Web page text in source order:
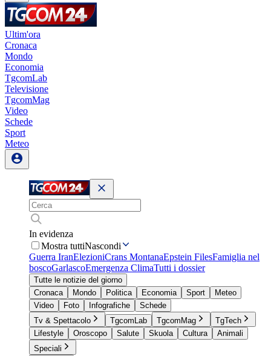
Ultim'ora
Cronaca
Mondo
Economia
TgcomLab
Televisione
TgcomMag
Video
Schede
Sport
Meteo
In evidenza
Mostra tuttiNascondi
Guerra IranElezioniCrans MontanaEpstein FilesFamiglia nel
boscoGarlascoEmergenza ClimaTutti i dossier
Tutte le notizie del giorno
Cronaca
Mondo Politica Economia Sport
Meteo
Video
Foto Infografiche
Schede
Tv & Spettacolo
TgcomLab TgcomMag
TgTech
Lifestyle
Oroscopo Salute Skuola Cultura
Animali
Speciali